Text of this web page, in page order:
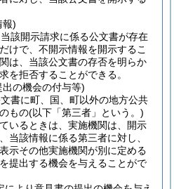
報)
該開示請求に係る公文書が存在
けで、不開示情報を開示するこ
は、当該公文書の存否を明らか
を拒否することができる。
の機会の付与等)
書に町、国、町以外の地方公共
もの(以下「第三者」という。)
いるときは、実施機関は、開示
当該情報に係る第三者に対し、
示その他実施機関が別に定める
提出する機会を与えることがで